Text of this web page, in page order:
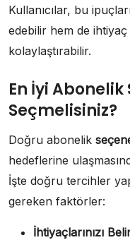
Kullanıcılar, bu
edebilir hem de
kolaylaştırabilir.
En İyi
Seçmelisiniz?
Doğru abonelik
hedeflerine
İşte doğru tercihler
gereken faktörler:
İhtiyaçlarınızı